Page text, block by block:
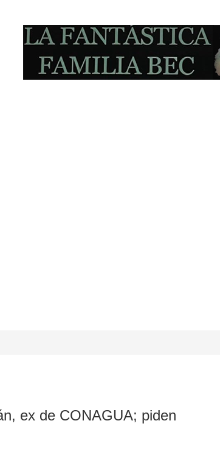
ex de CONAGUA; piden